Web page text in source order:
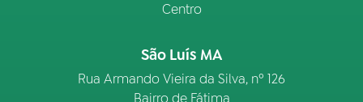
Centro
São Luís MA
Rua Armando Vieira da Silva, nº 126
Bairro de Fátima